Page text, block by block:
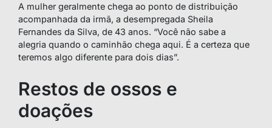
A mulher geralmente chega ao ponto de distribuição
acompanhada da irmã, a desempregada Sheila
Fernandes da Silva, de 43 anos. “Você não sabe a
alegria quando o caminhão chega aqui. É a certeza que
teremos algo diferente para dois dias”.
Restos de ossos e
doações